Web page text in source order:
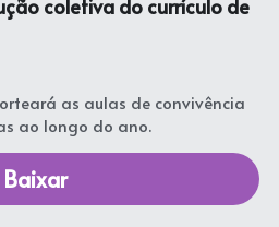
coletiva do currículo de
as aulas de convivência
ao longo do ano.
Baixar